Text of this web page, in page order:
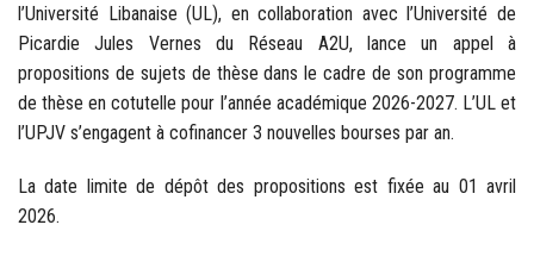
l’Université Libanaise (UL), en collaboration avec l’Université de
Picardie Jules Vernes du Réseau A2U, lance un appel à
propositions de sujets de thèse dans le cadre de son programme
de thèse en cotutelle pour l’année académique 2026-2027. L’UL et
l’UPJV s’engagent à cofinancer 3 nouvelles bourses par an.
La date limite de dépôt des propositions est fixée au 01 avril
2026.